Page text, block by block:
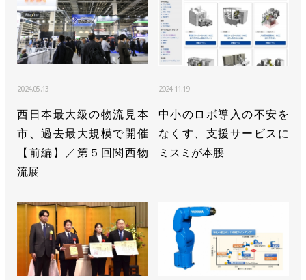
2024.05.13
西日本最大級の物流見本
市、過去最大規模で開催
【前編】／第５回関西物
流展
2024.11.19
中小のロボ導入の不安を
なくす、支援サービスに
ミスミが本腰